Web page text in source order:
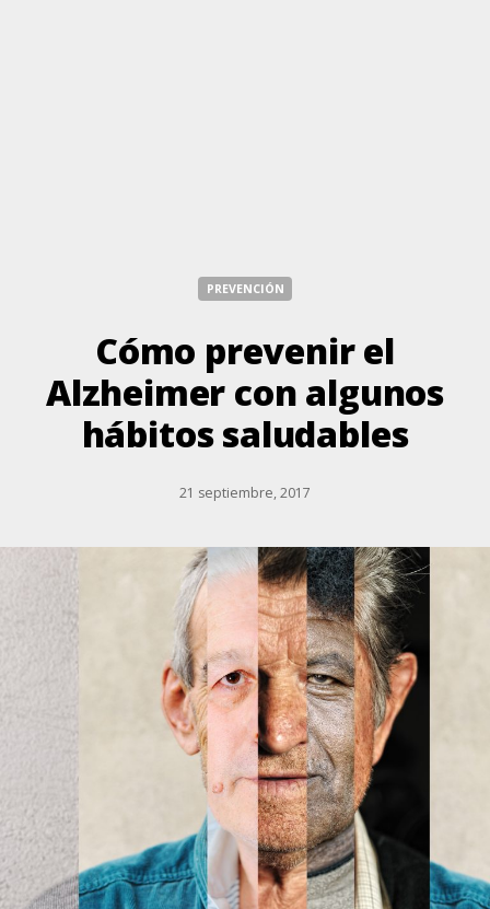
PREVENCIÓN
Cómo prevenir el
Alzheimer con algunos
hábitos saludables
21 septiembre, 2017